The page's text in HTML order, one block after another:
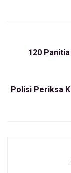
daerah lainnya,”
Berdasarkan
tenaga pengajar
7000. Namun
Menurut Asep,
Kepegawaian
120
Polisi Periksa